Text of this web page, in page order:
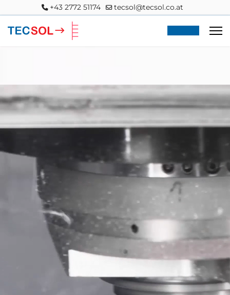
+43 2772 51174 tecsol@tecsol.co.at